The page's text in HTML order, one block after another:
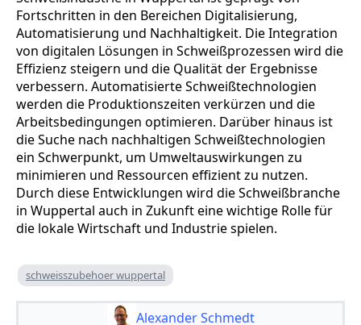
Fortschritten in den Bereichen Digitalisierung,
Automatisierung und Nachhaltigkeit. Die Integration
von digitalen Lösungen in Schweißprozessen wird die
Effizienz steigern und die Qualität der Ergebnisse
verbessern. Automatisierte Schweißtechnologien
werden die Produktionszeiten verkürzen und die
Arbeitsbedingungen optimieren. Darüber hinaus ist
die Suche nach nachhaltigen Schweißtechnologien
ein Schwerpunkt, um Umweltauswirkungen zu
minimieren und Ressourcen effizient zu nutzen.
Durch diese Entwicklungen wird die Schweißbranche
in Wuppertal auch in Zukunft eine wichtige Rolle für
die lokale Wirtschaft und Industrie spielen.
schweisszubehoer wuppertal
Alexander Schmedt